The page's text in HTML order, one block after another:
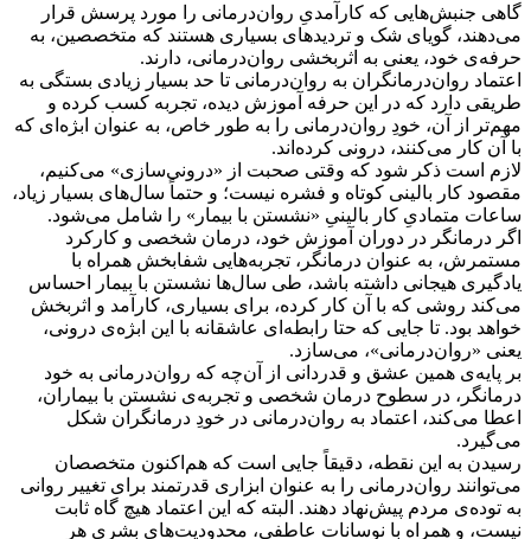
گاهی جنبش‌هایی که کارآمدیِ روان‌درمانی را مورد پرسش قرار
می‌دهند، گویای شک و تردیدهای بسیاری هستند که متخصصین، به
حرفه‌ی خود، یعنی به اثربخشی روان‌درمانی، دارند.
اعتماد روان‌درمانگران به روان‌درمانی تا حد بسیار زیادی بستگی به
طریقی دارد که در این حرفه آموزش دیده، تجربه کسب کرده و
مهم‌تر از آن، خودِ روان‌درمانی را به طور خاص، به عنوان ابژه‌ای که
با آن کار می‌کنند، درونی کرده‌اند.
لازم است ذکر شود که وقتی صحبت از «درونى‌سازی» می‌کنیم،
مقصود کار بالینی کوتاه و فشره نیست؛ و حتماً سال‌های بسیار زیاد،
ساعات متمادیِ کار بالینیِ «نشستن با بیمار» را شامل می‌شود.
اگر درمانگر در دوران آموزش خود، درمان شخصی و کارکرد
مستمرش، به عنوان درمانگر، تجربه‌هایی شفابخش همراه با
یادگیری هیجانی داشته باشد، طی سال‌ها نشستن با بیمار احساس
می‌کند روشی که با آن کار کرده، برای بسیاری، کارآمد و اثربخش
خواهد بود. تا جایی که حتا رابطه‌ای عاشقانه با این ابژه‌ی درونی،
یعنی «روان‌درمانی»، می‌سازد.
بر پایه‌ی همین عشق و قدردانی از آن‌چه که روان‌درمانی به خود
درمانگر، در سطوح درمان شخصی و تجربه‌ی نشستن با بیماران،
اعطا می‌کند، اعتماد به روان‌درمانی در خودِ درمانگران شکل
می‌گیرد.
رسیدن به این نقطه، دقیقاً جایی است که هم‌اکنون متخصصان
می‌توانند روان‌درمانی را به عنوان ابزاری قدرتمند برای تغییر روانی
به توده‌ی مردم پیش‌نهاد دهند. البته که این اعتماد هیچ گاه ثابت
نیست، و همراه با نوسانات عاطفی، محدودیت‌های بشری هر